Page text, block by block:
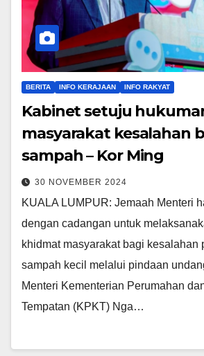
BERITA INFO KERAJAAN INFO RAKYAT
Kabinet setuju
masyarakat kesalahan
sampah – Kor Ming
30 NOVEMBER 2024
KUALA LUMPUR: Jemaah Menteri
dengan cadangan untuk
khidmat masyarakat bagi kesalahan
sampah kecil melalui pindaan
Menteri Kementerian Perumahan
Tempatan (KPKT) Nga…